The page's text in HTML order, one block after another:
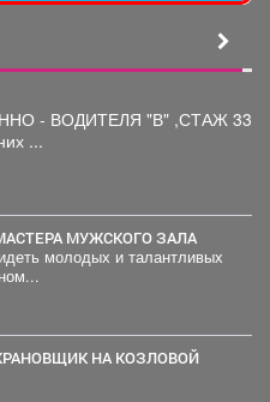
- ВОДИТЕЛЯ "В" ,СТАЖ 33
...
МУЖСКОГО ЗАЛА
молодых и талантливых
КРАНОВЩИК НА КОЗЛОВОЙ